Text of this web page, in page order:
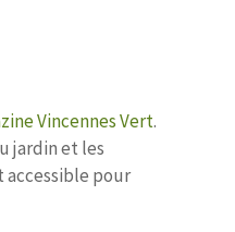
Vincennes Vert.
jardin et les
accessible pour